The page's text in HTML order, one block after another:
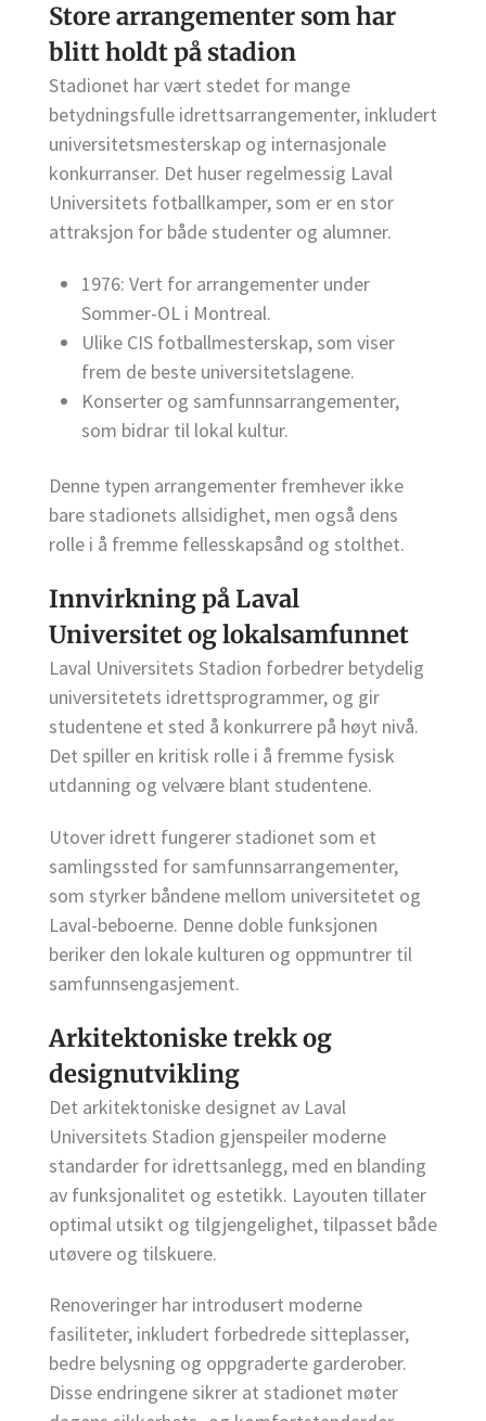
Store arrangementer som har
blitt holdt på stadion
Stadionet har vært stedet for mange
betydningsfulle idrettsarrangementer, inkludert
universitetsmesterskap og internasjonale
konkurranser. Det huser regelmessig Laval
Universitets fotballkamper, som er en stor
attraksjon for både studenter og alumner.
1976: Vert for arrangementer under
Sommer-OL i Montreal.
Ulike CIS fotballmesterskap, som viser
frem de beste universitetslagene.
Konserter og samfunnsarrangementer,
som bidrar til lokal kultur.
Denne typen arrangementer fremhever ikke
bare stadionets allsidighet, men også dens
rolle i å fremme fellesskapsånd og stolthet.
Innvirkning på Laval
Universitet og lokalsamfunnet
Laval Universitets Stadion forbedrer betydelig
universitetets idrettsprogrammer, og gir
studentene et sted å konkurrere på høyt nivå.
Det spiller en kritisk rolle i å fremme fysisk
utdanning og velvære blant studentene.
Utover idrett fungerer stadionet som et
samlingssted for samfunnsarrangementer,
som styrker båndene mellom universitetet og
Laval-beboerne. Denne doble funksjonen
beriker den lokale kulturen og oppmuntrer til
samfunnsengasjement.
Arkitektoniske trekk og
designutvikling
Det arkitektoniske designet av Laval
Universitets Stadion gjenspeiler moderne
standarder for idrettsanlegg, med en blanding
av funksjonalitet og estetikk. Layouten tillater
optimal utsikt og tilgjengelighet, tilpasset både
utøvere og tilskuere.
Renoveringer har introdusert moderne
fasiliteter, inkludert forbedrede sitteplasser,
bedre belysning og oppgraderte garderober.
Disse endringene sikrer at stadionet møter